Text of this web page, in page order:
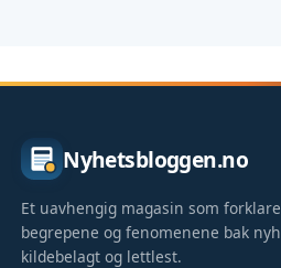
Nyhetsbloggen.no
Et uavhengig magasin som
begrepene og fenomenene bak
kildebelagt og lettlest.